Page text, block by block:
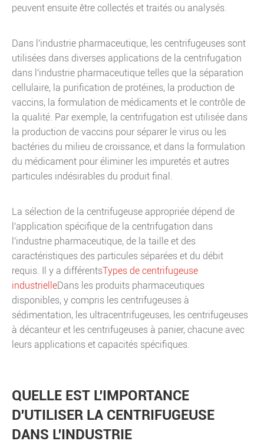
peuvent ensuite être collectés et traités ou analysés.
Dans l'industrie pharmaceutique, les centrifugeuses sont
utilisées dans diverses applications de la centrifugation
dans l'industrie pharmaceutique telles que la séparation
cellulaire, la purification de protéines, la production de
vaccins, la formulation de médicaments et le contrôle de
la qualité. Par exemple, la centrifugation est utilisée dans
la production de vaccins pour séparer le virus ou les
bactéries du milieu de croissance, et dans la formulation
du médicament pour éliminer les impuretés et autres
particules indésirables du produit final.
La sélection de la centrifugeuse appropriée dépend de
l'application spécifique de la centrifugation dans
l'industrie pharmaceutique, de la taille et des
caractéristiques des particules séparées et du débit
requis. Il y a différentsTypes de centrifugeuse
industrielleDans les produits pharmaceutiques
disponibles, y compris les centrifugeuses à
sédimentation, les ultracentrifugeuses, les centrifugeuses
à décanteur et les centrifugeuses à panier, chacune avec
leurs applications et capacités spécifiques.
QUELLE EST L'IMPORTANCE
D'UTILISER LA CENTRIFUGEUSE
DANS L'INDUSTRIE